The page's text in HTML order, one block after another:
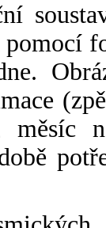
pomocí